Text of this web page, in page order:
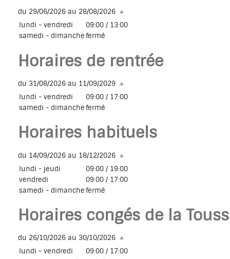
du 29/06/2026 au 28/08/2026
lundi - vendredi
09:00 / 13:00
samedi - dimanchefermé
Horaires de rentrée
du 31/08/2026 au 11/09/2029
lundi - vendredi
09:00 / 17:00
samedi - dimanchefermé
Horaires habituels
du 14/09/2026 au 18/12/2026
lundi - jeudi
09:00 / 19:00
vendredi
09:00 / 17:00
samedi - dimanchefermé
Horaires congés de la
du 26/10/2026 au 30/10/2026
lundi - vendredi
09:00 / 17:00